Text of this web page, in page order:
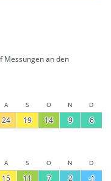
Messungen an den
A S O N D
24 19 14 9 6
A S O N D
15 11 7 2 -1